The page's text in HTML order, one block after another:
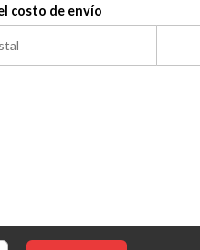
costo de envío